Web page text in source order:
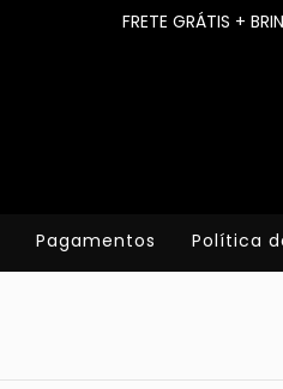
FRETE GRÁTIS +
Pagamentos Política